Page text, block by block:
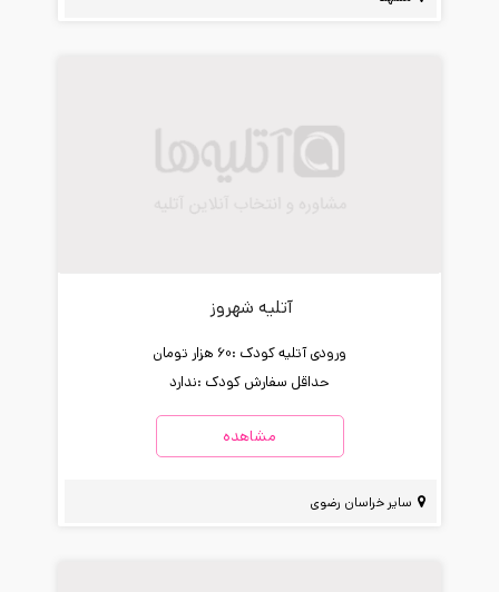
آتلیه شهروز
ورودی آتلیه کودک :60 هزار تومان
حداقل سفارش کودک :ندارد
مشاهده
سایر خراسان رضوی